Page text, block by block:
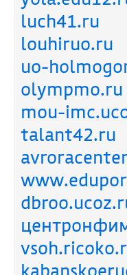
luch41.ru
louhiruo.ru
uo-
olympmo.ru
mou-
talant42.ru